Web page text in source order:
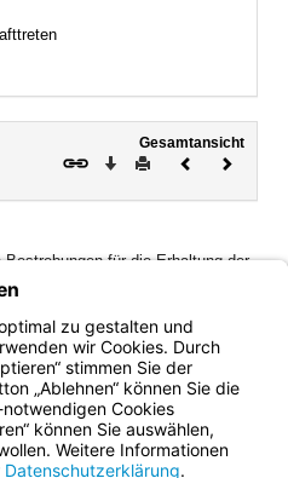
Gesamtansicht
Download
DruckenVorheriges
für die Erhaltung der
natürlichen Lebensgrundlagen
der benötigten Mittel bei.
Abs. 2 Satz 2 BayNatSchG